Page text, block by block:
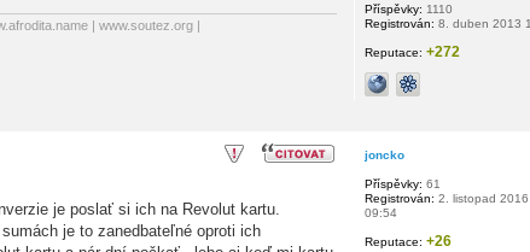
| www.soutez.org |
Příspěvky: 1110
Registrován: 8. duben 2013
Reputace: +272
je poslať si ich na Revolut kartu.
je to zanedbateľné oproti ich
joncko
Příspěvky: 61
Registrován: 2. listopad 2016
09:54
Reputace: +26